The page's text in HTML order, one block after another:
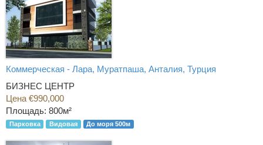
Коммерческая - Лара, Муратпаша, Анталия, Турция
БИЗНЕС ЦЕНТР
Цена €990,000
Площадь: 800м²
Парковка Видовая До моря 500м